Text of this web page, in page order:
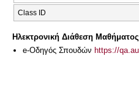
Class ID
Ηλεκτρονική Διάθεση Μαθήματος
e-Οδηγός Σπουδών https://